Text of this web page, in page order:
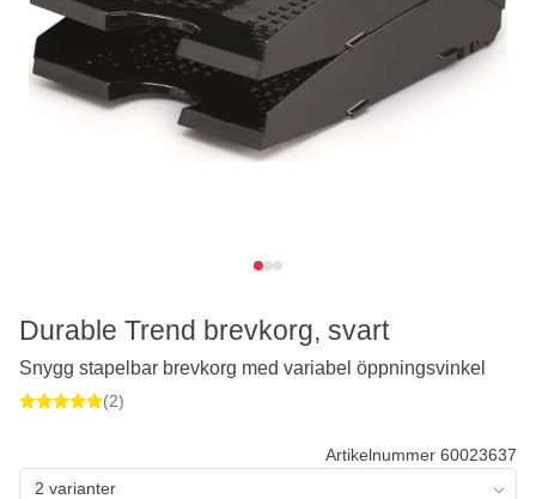
Artikelnummer 60023637
2 varianter
Durable Trend brevkorg, svart
Snygg stapelbar brevkorg med variabel öppningsvinkel
(2)